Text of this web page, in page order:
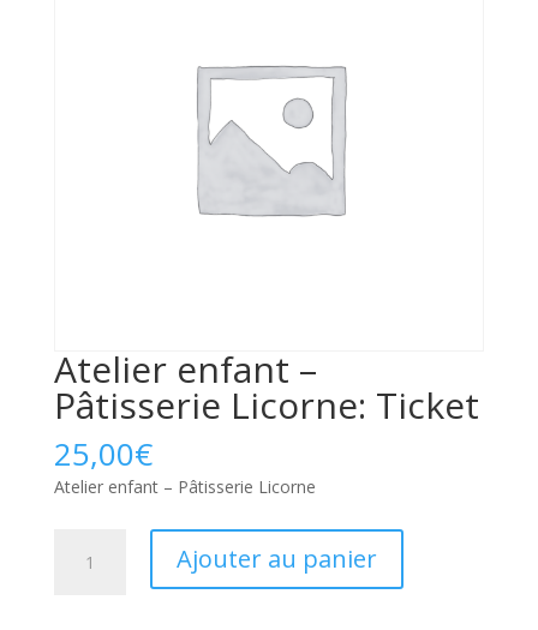
Atelier enfant –
Pâtisserie Licorne: Ticket
25,00€
Atelier enfant – Pâtisserie Licorne
Ajouter au panier